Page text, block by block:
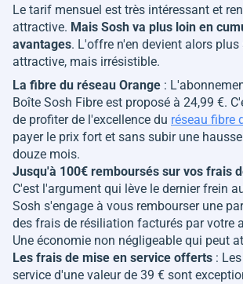
Le tarif mensuel est très intéressant et
attractive. Mais Sosh va plus loin en
avantages. L'offre n'en devient alors plus
attractive, mais irrésistible.
La fibre du réseau Orange :
Boîte Sosh Fibre est proposé à 24,99 €.
de profiter de l'excellence du réseau fibre
payer le prix fort et sans subir une
douze mois.
Jusqu'à 100€ remboursés sur vos frais
C'est l'argument qui lève le dernier frein
Sosh s'engage à vous rembourser une
des frais de résiliation facturés par votre
Une économie non négligeable qui peut
Les frais de mise en service offerts :
service d'une valeur de 39 € sont